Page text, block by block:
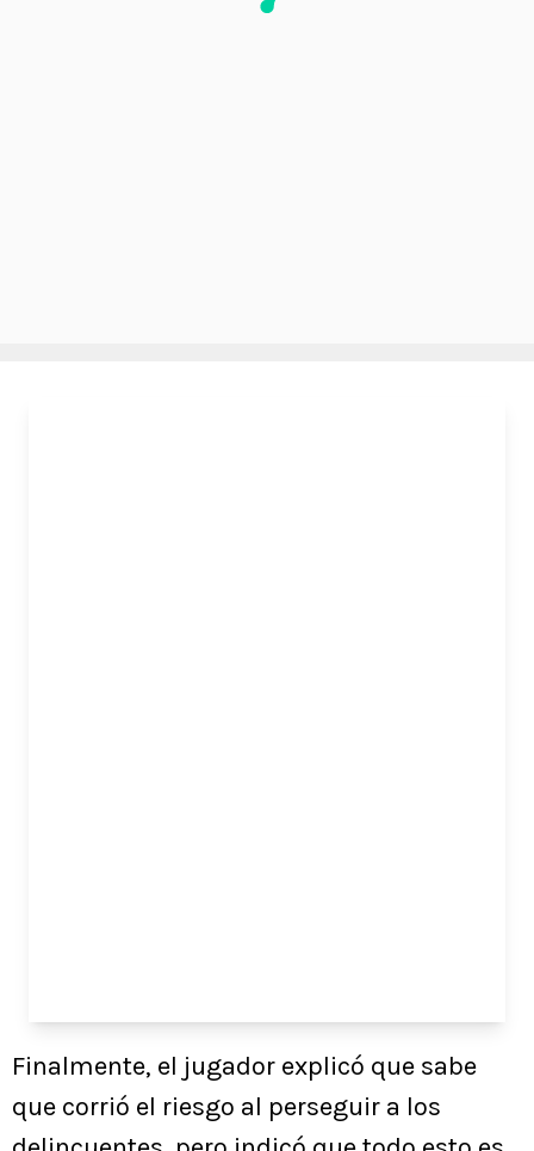
Finalmente, el jugador explicó que sabe
que corrió el riesgo al perseguir a los